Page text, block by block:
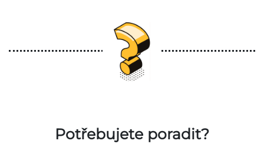
Potřebujete poradit?